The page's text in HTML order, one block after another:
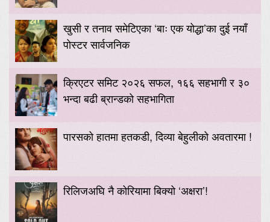
खुसी र तनाव समेटिएका ‘बाः एक योद्धा’का दुई नयाँ
पोस्टर सार्वजनिक
क्रिएटर समिट २०२६ सफल, १६६ सहभागी र ३०
भन्दा बढी ब्रान्डको सहभागिता
पारसको हातमा हतकडी, दिव्या बेहुलीको अवतारमा !
रिलिजअघि नै कोरियामा बिक्यो ‘अक्षरा’!